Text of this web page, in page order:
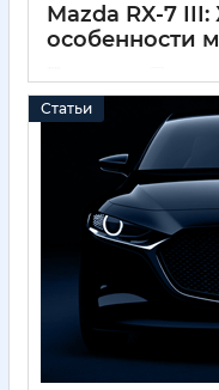
Mazda RX-7
особенности
Статьи